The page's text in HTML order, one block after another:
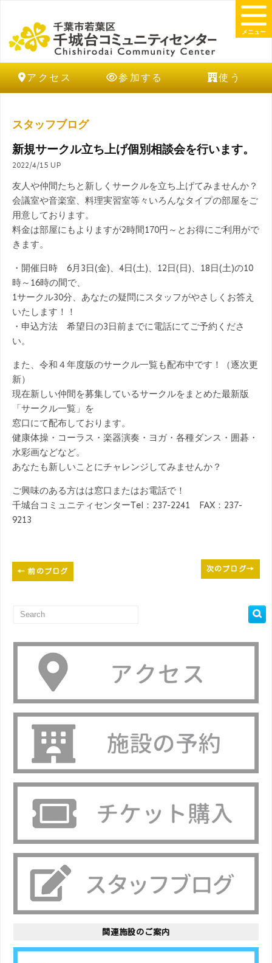
アクセス 参加する 使う
メニュー
スタッフブログ
新規サークル立ち上げ個別相談会を行います。
2022/4/15 UP
友人や仲間たちと新しくサークルを立ち上げてみませんか？
会議室や音楽室、料理実習室等々いろんなタイプの部屋をご
用意しております。
料金は部屋にもよりますが2時間170円～とお得にご利用がで
きます。
・開催日時 6月3日(金)、4日(土)、12日(日)、18日(土)の10
時～16時の間で、
1サークル30分、あなたの疑問にスタッフがやさしくお答え
いたします！！
・申込方法 希望日の3日前までに電話にてご予約くださ
い。
また、令和４年度版のサークル一覧も配布中です！（逐次更
新）
現在新しい仲間を募集しているサークルをまとめた最新版
「サークル一覧」を
窓口にて配布しております。
健康体操・コーラス・楽器演奏・ヨガ・各種ダンス・囲碁・
水彩画などなど。
あなたも新しいことにチャレンジしてみませんか？
ご興味のある方はは窓口またはお電話で！
千城台コミュニティセンターTel：237-2241 FAX：237-
9213
← 前のブログ 次のブログ→
関連施設のご案内